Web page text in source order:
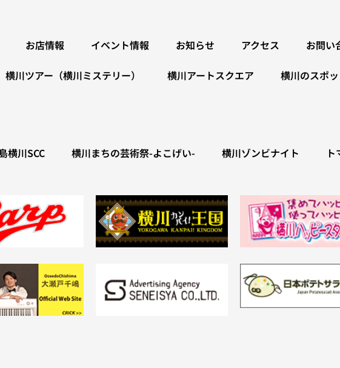
お店情報 イベント情報 お知らせ アクセス お問い
横川ツアー（横川ミステリー） 横川アートスクエア 横川のスポッ
横川SCC 横川まちの芸術祭-よこげい- 横川ゾンビナイト